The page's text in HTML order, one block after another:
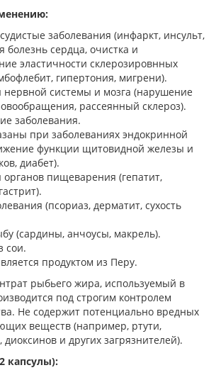
заболевания (инфаркт, инсульт,
болезнь сердца, очистка и
эластичности склерозировнных
гипертония, мигрени).
нервной системы и мозга (нарушение
рассеянный склероз).
заболевания.
при заболеваниях эндокринной
функции щитовидной железы и
диабет).
органов пищеварения (гепатит,
(псориаз, дерматит, сухость
(сардины, анчоусы, макрель).
сои.
продуктом из Перу.
рыбьего жира, используемый в
под строгим контролем
Не содержит потенциально вредных
веществ (например, ртути,
и других загрязнителей).
капсулы):